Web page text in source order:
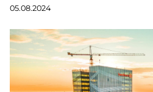
05.08.2024